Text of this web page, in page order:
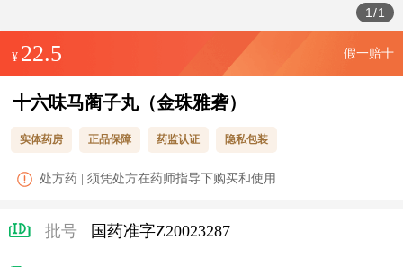
1 /1
¥ 22.5 假一赔十
十六味马蔺子丸（金珠雅砻）
实体药房 正品保障 药监认证 隐私包装
处方药 | 须凭处方在药师指导下购买和使用
批号 国药准字Z20023287